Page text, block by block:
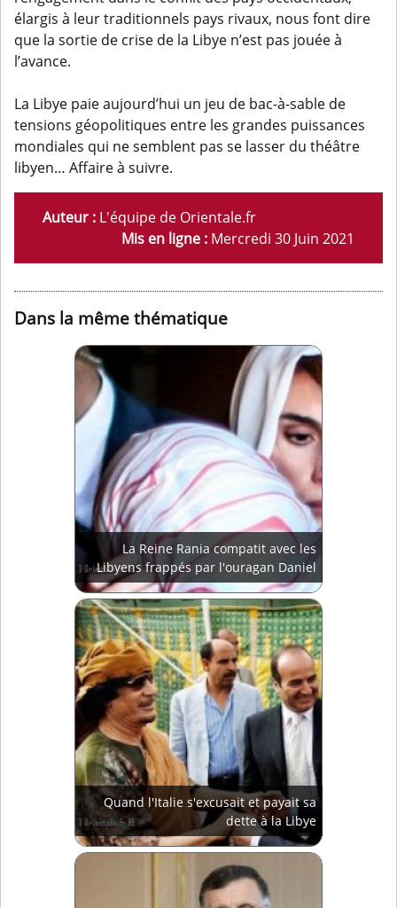
élargis à leur traditionnels pays rivaux, nous font dire
que la sortie de crise de la Libye n’est pas jouée à
l’avance.
La Libye paie aujourd’hui un jeu de bac-à-sable de
tensions géopolitiques entre les grandes puissances
mondiales qui ne semblent pas se lasser du théâtre
libyen… Affaire à suivre.
Auteur : L'équipe de Orientale.fr
Mis en ligne : Mercredi 30 Juin 2021
Dans la même thématique
La Reine Rania compatit avec les
Libyens frappés par l'ouragan Daniel
Quand l'Italie s'excusait et payait sa
dette à la Libye